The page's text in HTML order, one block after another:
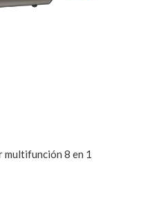
multifunción 8 en 1